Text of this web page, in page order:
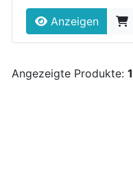
Anzeigen
Angezeigte Produkte: 1